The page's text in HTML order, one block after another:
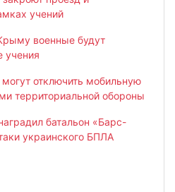
учений
военные будут
учения
отключить мобильную
территориальной обороны
батальон «Барс-
украинского БПЛА